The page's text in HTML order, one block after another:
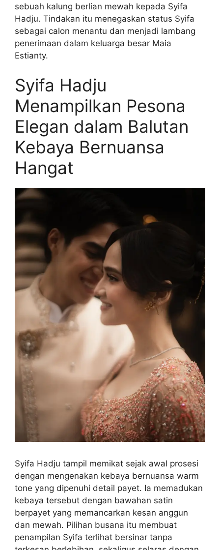
sebuah kalung berlian mewah kepada Syifa
Hadju. Tindakan itu menegaskan status Syifa
sebagai calon menantu dan menjadi lambang
penerimaan dalam keluarga besar Maia
Estianty.
Syifa Hadju
Menampilkan Pesona
Elegan dalam Balutan
Kebaya Bernuansa
Hangat
Syifa Hadju tampil memikat sejak awal prosesi
dengan mengenakan kebaya bernuansa warm
tone yang dipenuhi detail payet. Ia memadukan
kebaya tersebut dengan bawahan satin
berpayet yang memancarkan kesan anggun
dan mewah. Pilihan busana itu membuat
penampilan Syifa terlihat bersinar tanpa